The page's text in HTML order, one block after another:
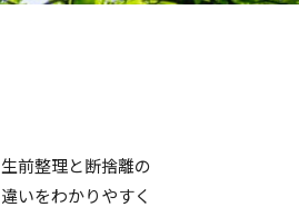
生前整理と断捨離の
違いをわかりやすく